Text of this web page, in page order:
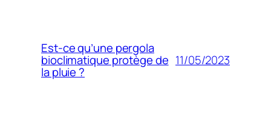
Est-ce qu’une pergola
bioclimatique protège de
la pluie ?
11/05/2023